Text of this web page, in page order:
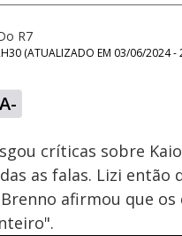
R7
(ATUALIZADO EM 03/06/2024 -
A-
Ativar
críticas sobre
as falas. Lizi então
afirmou que